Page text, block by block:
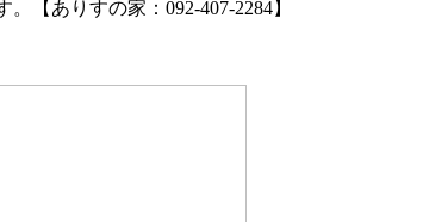
。【ありすの家：092-407-2284】